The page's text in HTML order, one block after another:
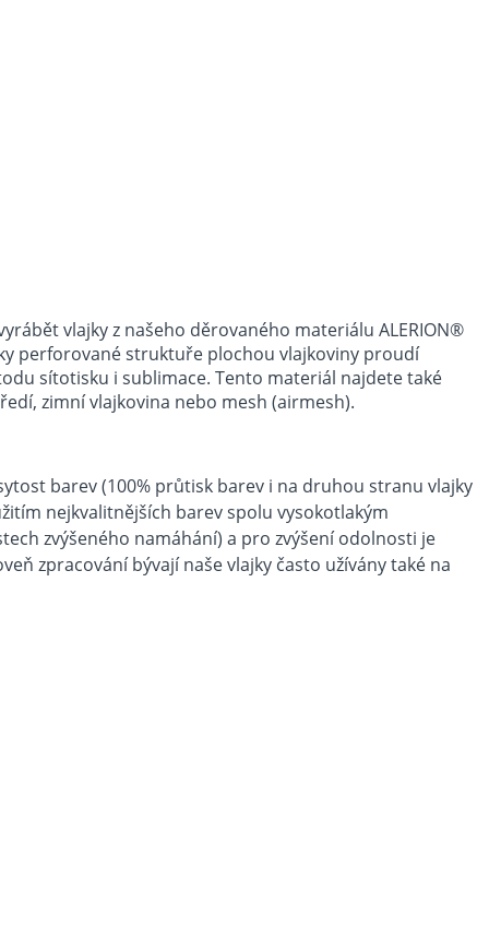
vlajky z našeho děrovaného materiálu ALERION®
perforované struktuře plochou vlajkoviny proudí
sítotisku i sublimace. Tento materiál najdete také
zimní vlajkovina nebo mesh (airmesh).
barev (100% průtisk barev i na druhou stranu vlajky
nejkvalitnějších barev spolu vysokotlakým
zvýšeného namáhání) a pro zvýšení odolnosti je
zpracování bývají naše vlajky často užívány také na